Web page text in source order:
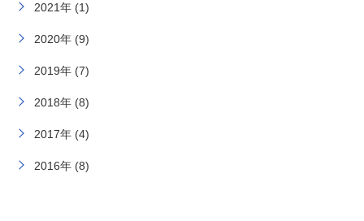
2021年 (1)
2020年 (9)
2019年 (7)
2018年 (8)
2017年 (4)
2016年 (8)